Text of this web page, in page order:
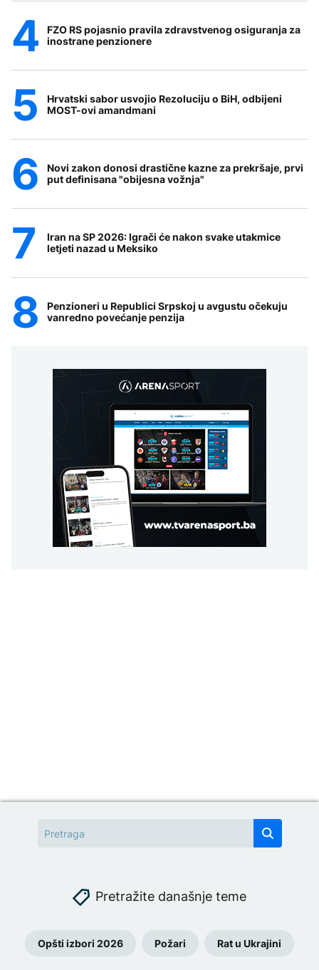
FZO RS pojasnio pravila zdravstvenog osiguranja za
inostrane penzionere
Hrvatski sabor usvojio Rezoluciju o BiH, odbijeni
MOST-ovi amandmani
Novi zakon donosi drastične kazne za prekršaje, prvi
put definisana "obijesna vožnja"
Iran na SP 2026: Igrači će nakon svake utakmice
letjeti nazad u Meksiko
Penzioneri u Republici Srpskoj u avgustu očekuju
vanredno povećanje penzija
Pretražite današnje teme
Opšti izbori 2026 Požari Rat u Ukrajini